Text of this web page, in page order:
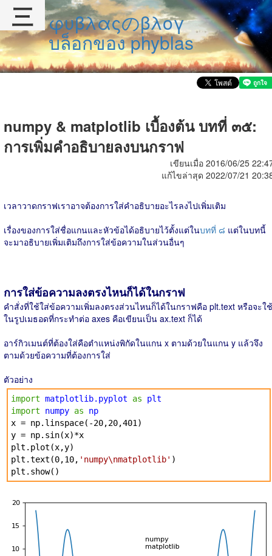
φυβλαςのβλογ
บล็อกของ phyblas
numpy & matplotlib เบื้องต้น บทที่ ๓๕:
การเพิ่มคำอธิบายลงบนกราฟ
เขียนเมื่อ 2016/06/25
แก้ไขล่าสุด 2022/07/21
เวลาวาดกราฟเราอาจต้องการใส่คำอธิบายอะไรลงไปเพิ่มเติม
เรื่องของการใส่ชื่อแกนและหัวข้อได้อธิบายไว้ตั้งแต่ในบทที่ ๘ แต่ในบทนี้
จะมาอธิบายเพิ่มเติมถึงการใส่ข้อความในส่วนอื่นๆ
การใส่ข้อความลงตรงไหนก็ได้ในกราฟ
คำสั่งที่ใช้ใส่ข้อความเพิ่มลงตรงส่วนไหนก็ได้ในกราฟคือ plt.text หรือจะใช้
ในรูปเมธอดที่กระทำต่อ axes คือเขียนเป็น ax.text ก็ได้
อาร์กิวเมนต์ที่ต้องใส่คือตำแหน่งพิกัดในแกน x ตามด้วยในแกน y แล้วจึง
ตามด้วยข้อความที่ต้องการใส่
ตัวอย่าง
import matplotlib.pyplot as
plt
import
numpy as
np
x = np.linspace(-20,20,401)
y = np.sin(x)*x
plt.plot(x,y)
plt.text(0,10, 'numpy\nmatplotlib' )
plt.show()
三